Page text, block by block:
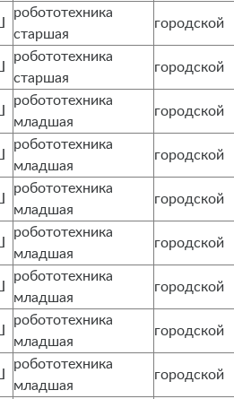
робототехника
старшая
городской
робототехника
старшая
городской
робототехника
младшая
городской
робототехника
младшая
городской
робототехника
младшая
городской
робототехника
младшая
городской
робототехника
младшая
городской
робототехника
младшая
городской
робототехника
младшая
городской